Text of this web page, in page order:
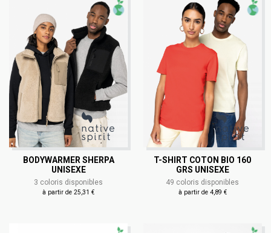
BODYWARMER SHERPA
UNISEXE
3 coloris disponibles
à partir de 25,31 €
T-SHIRT COTON BIO 160
GRS UNISEXE
49 coloris disponibles
à partir de 4,89 €